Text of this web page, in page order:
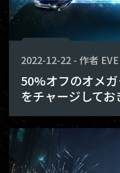
2022-12-22 - 作者
50%オフのオメ
をチャージしてお